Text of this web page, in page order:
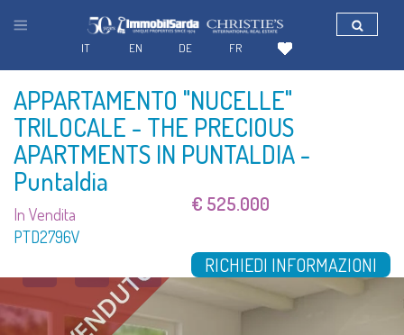
APPARTAMENTO "NUCELLE"
TRILOCALE - THE PRECIOUS
APARTMENTS IN PUNTALDIA-
Puntaldia
In Vendita
PTD2796V
€ 525.000
RICHIEDI INFORMAZIONI
FR
DE
EN
IT